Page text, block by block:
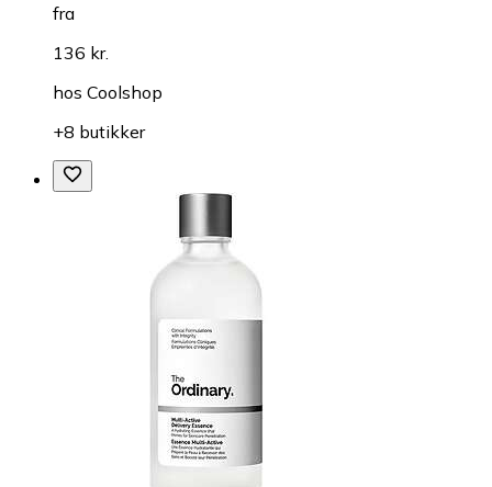
fra
136 kr.
hos Coolshop
+8 butikker